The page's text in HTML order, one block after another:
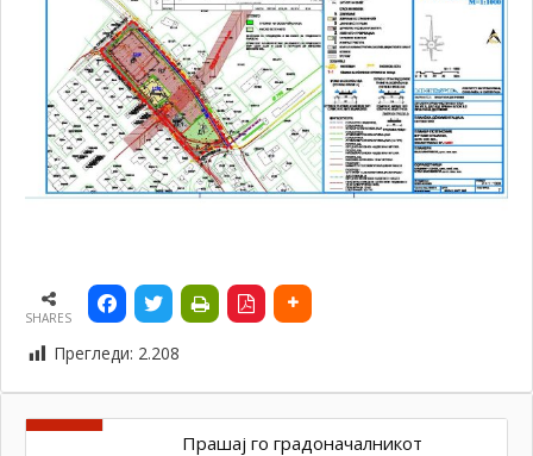
SHARES
Прегледи: 2.208
Прашај го градоначалникот